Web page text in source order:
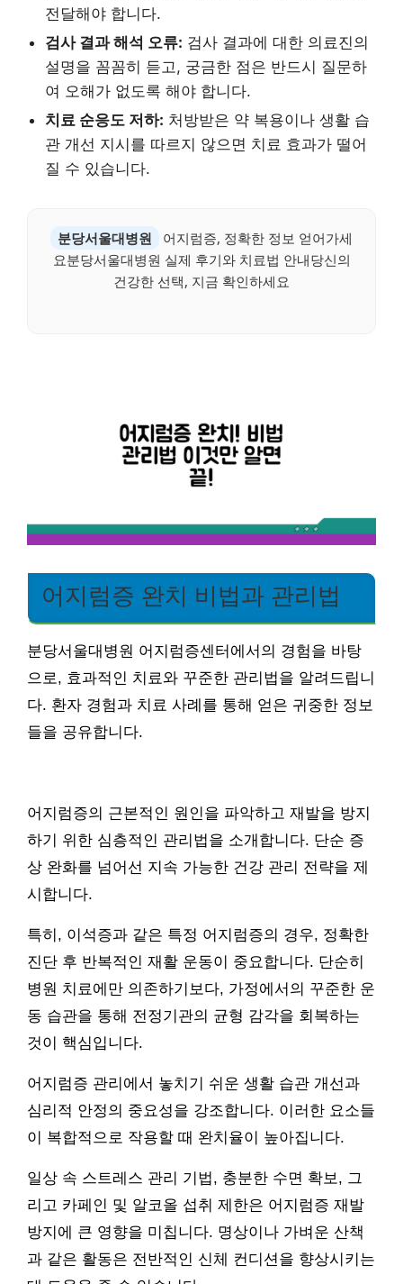
전달해야 합니다.
검사 결과 해석 오류: 검사 결과에 대한 의료진의
설명을 꼼꼼히 듣고, 궁금한 점은 반드시 질문하
여 오해가 없도록 해야 합니다.
치료 순응도 저하: 처방받은 약 복용이나 생활 습
관 개선 지시를 따르지 않으면 치료 효과가 떨어
질 수 있습니다.
분당서울대병원
어지럼증, 정확한 정보 얻어가세
요분당서울대병원 실제 후기와 치료법 안내당신의
건강한 선택, 지금 확인하세요
어지럼증 완치 비법과 관리법
분당서울대병원 어지럼증센터에서의 경험을 바탕
으로, 효과적인 치료와 꾸준한 관리법을 알려드립니
다. 환자 경험과 치료 사례를 통해 얻은 귀중한 정보
들을 공유합니다.
어지럼증의 근본적인 원인을 파악하고 재발을 방지
하기 위한 심층적인 관리법을 소개합니다. 단순 증
상 완화를 넘어선 지속 가능한 건강 관리 전략을 제
시합니다.
특히, 이석증과 같은 특정 어지럼증의 경우, 정확한
진단 후 반복적인 재활 운동이 중요합니다. 단순히
병원 치료에만 의존하기보다, 가정에서의 꾸준한 운
동 습관을 통해 전정기관의 균형 감각을 회복하는
것이 핵심입니다.
어지럼증 관리에서 놓치기 쉬운 생활 습관 개선과
심리적 안정의 중요성을 강조합니다. 이러한 요소들
이 복합적으로 작용할 때 완치율이 높아집니다.
일상 속 스트레스 관리 기법, 충분한 수면 확보, 그
리고 카페인 및 알코올 섭취 제한은 어지럼증 재발
방지에 큰 영향을 미칩니다. 명상이나 가벼운 산책
과 같은 활동은 전반적인 신체 컨디션을 향상시키는